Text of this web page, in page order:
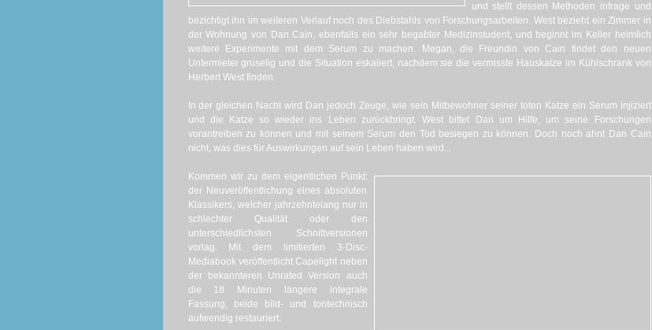
und stellt dessen Methoden infrage und
bezichtigt ihn im weiteren Verlauf noch des Diebstahls von Forschungsarbeiten. West bezieht ein Zimmer in
der Wohnung von Dan Cain, ebenfalls ein sehr begabter Medizinstudent, und beginnt im Keller heimlich
weitere Experimente mit dem Serum zu machen. Megan, die Freundin von Cain findet den neuen
Untermieter gruselig und die Situation eskaliert, nachdem sie die vermisste Hauskatze im Kühlschrank von
Herbert West finden.
In der gleichen Nacht wird Dan jedoch Zeuge, wie sein Mitbewohner seiner toten Katze ein Serum injiziert
und die Katze so wieder ins Leben zurückbringt. West bittet Dan um Hilfe, um seine Forschungen
vorantreiben zu können und mit seinem Serum den Tod besiegen zu können. Doch noch ahnt Dan Cain
nicht, was dies für Auswirkungen auf sein Leben haben wird...
Kommen wir zu dem eigentlichen Punkt:
der Neuveröffentlichung eines absoluten
Klassikers, welcher jahrzehntelang nur in
schlechter Qualität oder den
unterschiedlichsten Schnittversionen
vorlag. Mit dem limitierten 3-Disc-
Mediabook veröffentlicht Capelight neben
der bekannteren Unrated Version auch
die 18 Minuten längere integrale
Fassung, beide bild- und tontechnisch
aufwendig restauriert.